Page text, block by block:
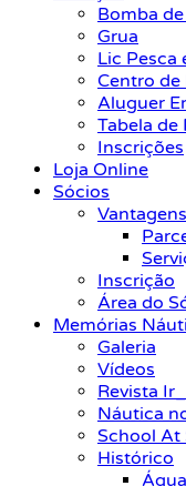
Bomba
Grua
Lic Pesca
Centro de
Aluguer
Tabela de
Inscrições
Loja Online
Sócios
Inscrição
Área do
Memórias
Galeria
Vídeos
Revista
Náutica
School At
Histórico